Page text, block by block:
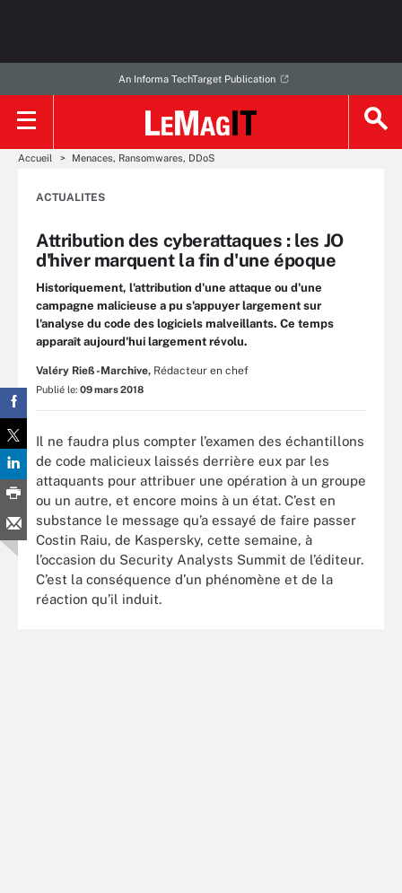
An Informa TechTarget Publication
Accueil Menaces, Ransomwares, DDoS
ACTUALITES
Attribution des cyberattaques : les JO
d'hiver marquent la fin d'une époque
Historiquement, l'attribution d'une attaque ou d'une
campagne malicieuse a pu s'appuyer largement sur
l'analyse du code des logiciels malveillants. Ce temps
apparaît aujourd'hui largement révolu.
Valéry Rieß-Marchive, Rédacteur en chef
Publié le: 09 mars 2018
Il ne faudra plus compter l’examen des échantillons
de code malicieux laissés derrière eux par les
attaquants pour attribuer une opération à un groupe
ou un autre, et encore moins à un état. C’est en
substance le message qu’a essayé de faire passer
Costin Raiu, de Kaspersky, cette semaine, à
l’occasion du Security Analysts Summit de l’éditeur.
C’est la conséquence d’un phénomène et de la
réaction qu’il induit.